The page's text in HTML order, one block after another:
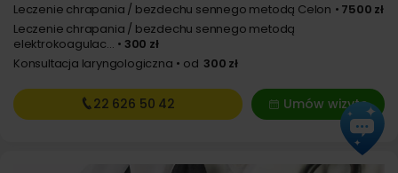
Leczenie chrapania / bezdechu sennego metodą Celon
7500 zł
Leczenie chrapania / bezdechu sennego metodą
elektrokoagulac...
300 zł
Konsultacja laryngologiczna
od 300 zł
Umów wizytę
22 626 50 42